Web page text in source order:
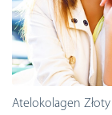
Atelokolagen